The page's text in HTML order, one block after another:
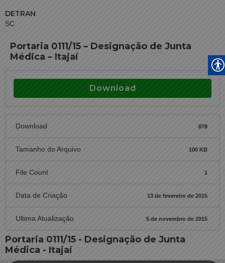
DETRAN
SC
Portaria 0111/15 – Designação de Junta
Médica – Itajaí
Download
Download 878
Tamanho do Arquivo 100 KB
File Count 1
Data de Criação 13 de fevereiro de 2015
Ultima Atualização 5 de novembro de 2015
Portaria 0111/15 - Designação de Junta
Médica - Itajaí